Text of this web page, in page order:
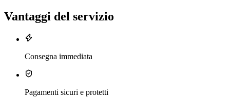
Vantaggi del servizio
Consegna immediata
Pagamenti sicuri e protetti